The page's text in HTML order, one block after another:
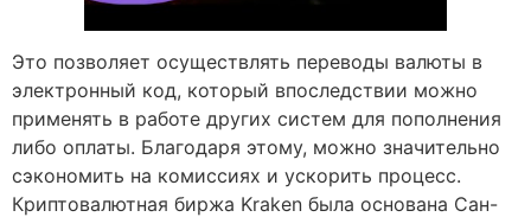
Это позволяет осуществлять переводы валюты в
электронный код, который впоследствии можно
применять в работе других систем для пополнения
либо оплаты. Благодаря этому, можно значительно
сэкономить на комиссиях и ускорить процесс.
Криптовалютная биржа Kraken была основана Сан-